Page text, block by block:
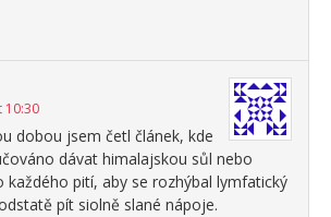
10:30
dobou jsem četl článek, kde
dávat himalajskou sůl nebo
každého pití, aby se rozhýbal lymfatický
pít siolně slané nápoje.